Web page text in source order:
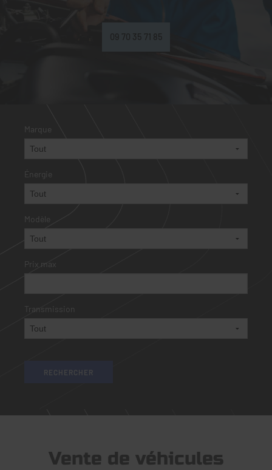
09 70 35 71 85
Marque
Énergie
Modèle
Prix max
Transmission
Vente de véhicules